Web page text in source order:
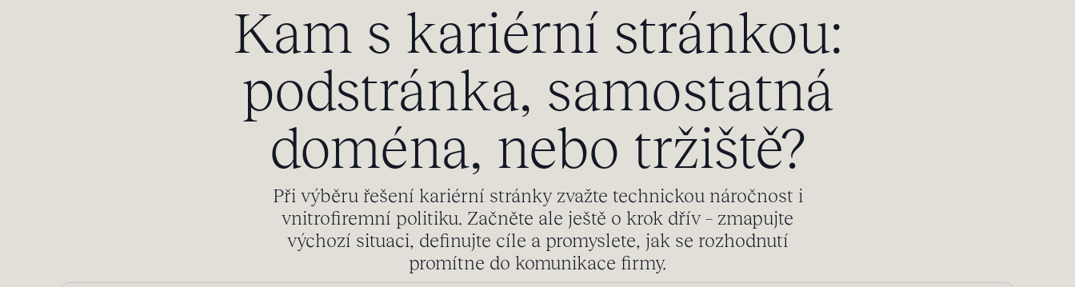
Kam s kariérní stránkou:
podstránka, samostatná
doména, nebo tržiště?
Při výběru řešení kariérní stránky zvažte technickou náročnost i
vnitrofiremní politiku. Začněte ale ještě o krok dřív – zmapujte
výchozí situaci, definujte cíle a promyslete, jak se rozhodnutí
promítne do komunikace firmy.